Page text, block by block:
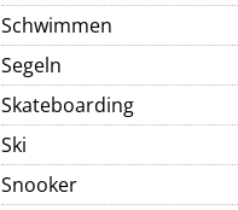
Schwimmen
Segeln
Skateboarding
Ski
Snooker